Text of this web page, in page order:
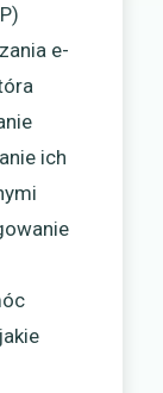
e-
ich